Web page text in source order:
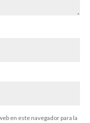
en este navegador para la